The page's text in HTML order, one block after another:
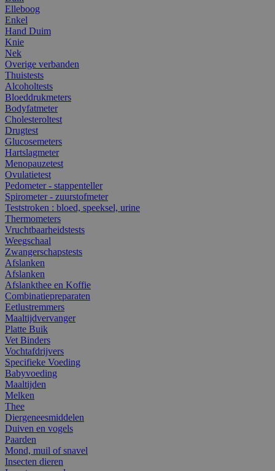
Elleboog
Enkel
Hand Duim
Knie
Nek
Overige verbanden
Thuistests
Alcoholtests
Bloeddrukmeters
Bodyfatmeter
Cholesteroltest
Drugtest
Glucosemeters
Hartslagmeter
Menopauzetest
Ovulatietest
Pedometer - stappenteller
Spirometer - zuurstofmeter
Teststroken : bloed, speeksel, urine
Thermometers
Vruchtbaarheidstests
Weegschaal
Zwangerschapstests
Afslanken
Afslanken
Afslankthee en Koffie
Combinatiepreparaten
Eetlustremmers
Maaltijdvervanger
Platte Buik
Vet Binders
Vochtafdrijvers
Specifieke Voeding
Babyvoeding
Maaltijden
Melken
Thee
Diergeneesmiddelen
Duiven en vogels
Paarden
Mond, muil of snavel
Insecten dieren